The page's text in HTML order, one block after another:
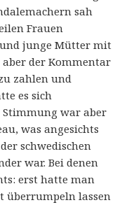
sah
Frauen
junge Mütter mit
der Kommentar
zahlen und
es sich
war aber
was angesichts
schwedischen
war. Bei denen
erst hatte man
überrumpeln lassen